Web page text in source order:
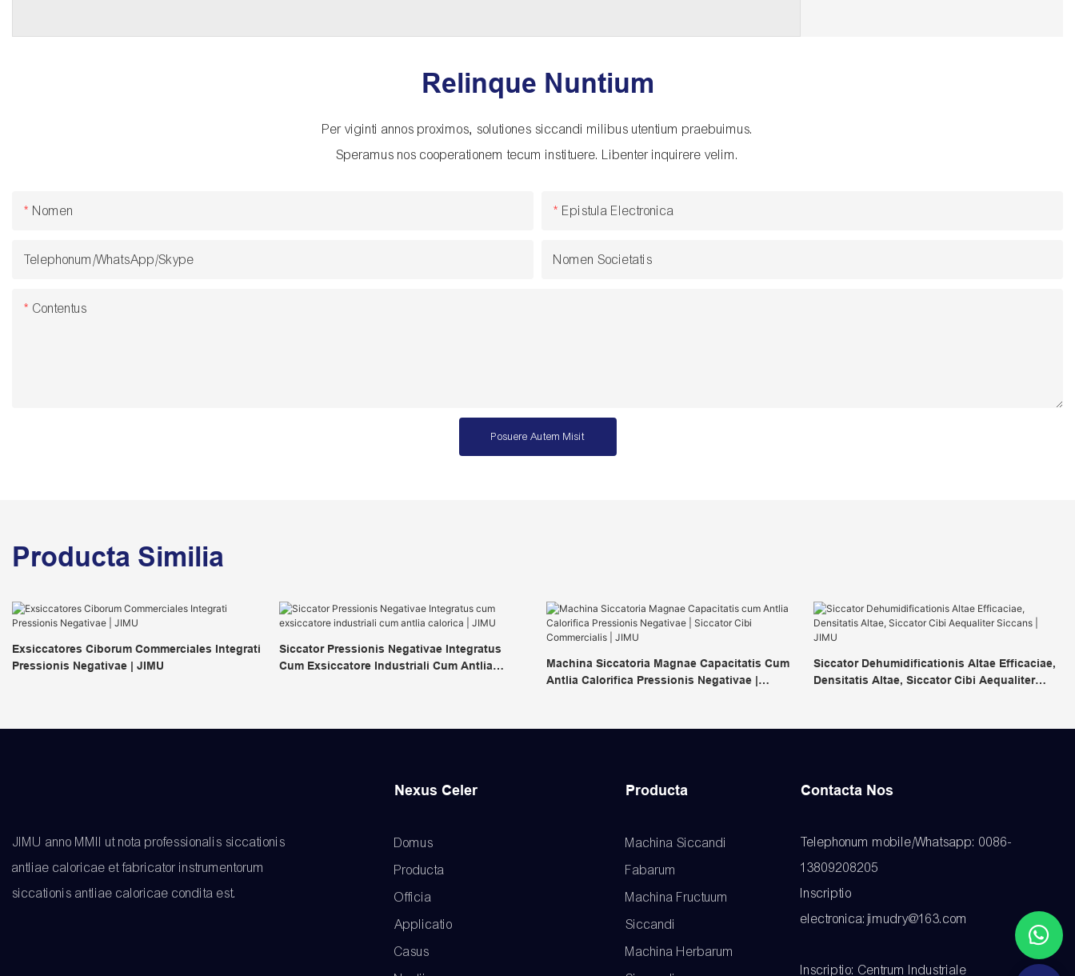
Relinque Nuntium
Per viginti annos proximos, solutiones siccandi milibus utentium praebuimus.
Speramus nos cooperationem tecum instituere. Libenter inquirere velim.
Nomen Epistula Electronica
Telephonum/WhatsApp/Skype Nomen Societatis
Contentus
Posuere Autem Misit
Producta Similia
Exsiccatores Ciborum Commerciales Integrati
Pressionis Negativae | JIMU
Siccator Pressionis Negativae Integratus
Cum Exsiccatore Industriali Cum Antlia
Machina Siccatoria Magnae Capacitatis Cum
Antlia Calorifica Pressionis Negativae |
Siccator Dehumidificationis Altae Efficaciae,
Densitatis Altae, Siccator Cibi Aequaliter
JIMU anno MMII ut nota professionalis siccationis
antliae caloricae et fabricator instrumentorum
siccationis antliae caloricae condita est.
Nexus Celer
Domus
Producta
Officia
Applicatio
Casus
Producta
Machina Siccandi
Fabarum
Machina Fructuum
Siccandi
Machina Herbarum
Contacta Nos
Telephonum mobile/Whatsapp: 0086-
13809208205
Inscriptio
electronica:jimudry@163.com
Inscriptio: Centrum Industriale